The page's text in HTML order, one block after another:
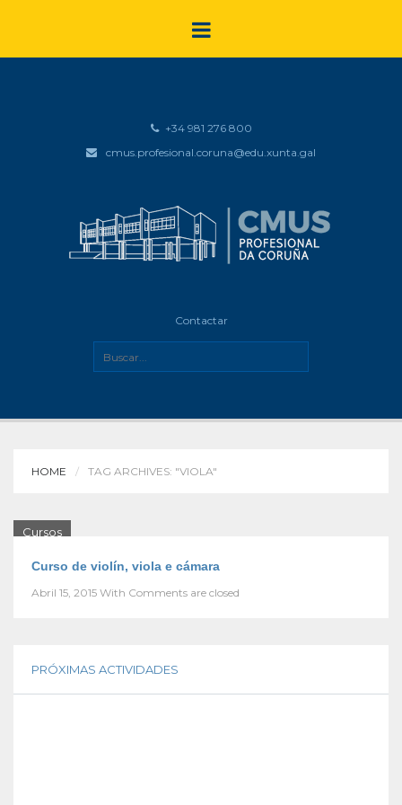
+34 981 276 800
cmus.profesional.coruna@edu.xunta.gal
Contactar
HOME TAG ARCHIVES: "VIOLA"
Cursos
Curso de violín, viola e cámara
Abril 15, 2015 With Comments are closed
PRÓXIMAS ACTIVIDADES